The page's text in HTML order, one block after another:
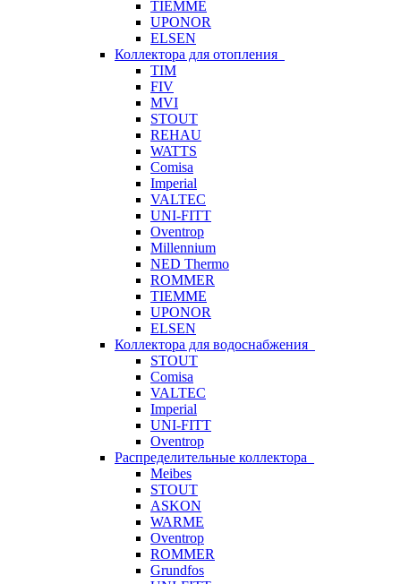
TIEMME
UPONOR
ELSEN
Коллектора для отопления
TIM
FIV
MVI
STOUT
REHAU
WATTS
Comisa
Imperial
VALTEC
UNI-FITT
Oventrop
Millennium
NED Thermo
ROMMER
TIEMME
UPONOR
ELSEN
Коллектора для водоснабжения
STOUT
Comisa
VALTEC
Imperial
UNI-FITT
Oventrop
Распределительные коллектора
Meibes
STOUT
ASKON
WARME
Oventrop
ROMMER
Grundfos